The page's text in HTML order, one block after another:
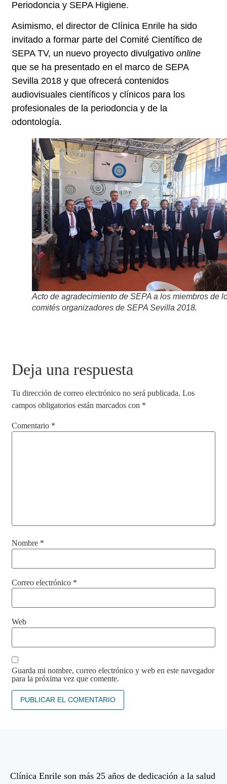
Periodoncia y SEPA Higiene.
Asimismo, el director de Clínica Enrile ha sido
invitado a formar parte del Comité Científico de
SEPA TV, un nuevo proyecto divulgativoonline
que se ha presentado en el marco de SEPA
Sevilla 2018 y que ofrecerá contenidos
audiovisuales científicos y clínicos para los
profesionales de la periodoncia y de la
odontología.
Acto de agradecimiento de SEPA a los miembros de
comités organizadores de SEPA Sevilla 2018.
Deja una respuesta
Tu dirección de correo electrónico no será publicada. Los
campos obligatorios están marcados con *
Comentario *
Nombre *
Correo electrónico *
Web
Guarda mi nombre, correo electrónico y web en este navegador
para la próxima vez que comente.
Clínica Enrile son más 25 años de dedicación a la salud